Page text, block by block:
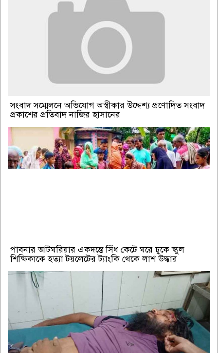
সংবাদ সম্মেলনে অভিযোগ অস্বীকার উদ্দেশ্য প্রণোদিত সংবাদ
প্রকাশের প্রতিবাদ নাজির হাসানের
পাবনার আটঘরিয়ার একদন্তে সিঁধ কেটে ঘরে ঢুকে স্কুল
শিক্ষিকাকে হত্যা টয়লেটের ট্যাংকি থেকে লাশ উদ্ধার